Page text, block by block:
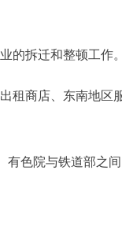
拆迁和整顿工作。
商店、东南地区
院与铁道部之间